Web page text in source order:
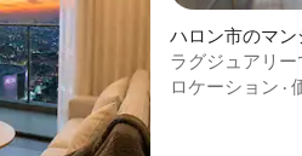
評価
ハロン市のマン
ラグジュアリ
ワンルーム|ハ
ロケーション ·